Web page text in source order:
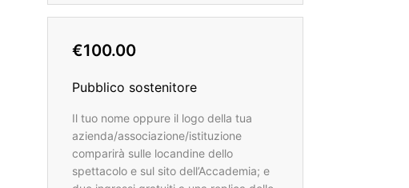
€100.00
Pubblico sostenitore
Il tuo nome oppure il logo della tua
azienda/associazione/istituzione
comparirà sulle locandine dello
spettacolo e sul sito dell’Accademia; e